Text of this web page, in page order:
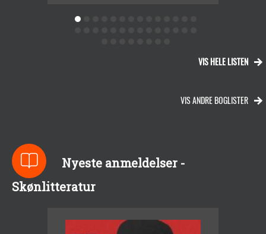
VIS HELE LISTEN
VIS ANDRE BOGLISTER
Nyeste anmeldelser -
Skønlitteratur